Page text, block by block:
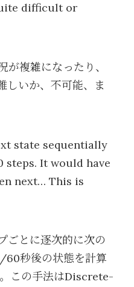
difficult or
複雑になったり、
しいか、不可能、ま
state sequentially
steps. It would have
next… This is
ごとに逐次的に次の
60秒後の状態を計算
この手法はDiscrete-